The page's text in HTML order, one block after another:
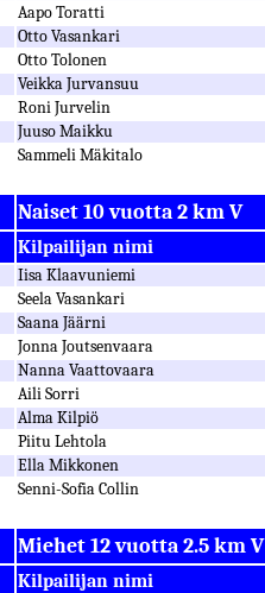
Aapo Toratti
Otto Vasankari
Otto Tolonen
Veikka Jurvansuu
Roni Jurvelin
Juuso Maikku
Sammeli Mäkitalo
Naiset 10 vuotta 2 km V
Kilpailijan nimi
Iisa Klaavuniemi
Seela Vasankari
Saana Jäärni
Jonna Joutsenvaara
Nanna Vaattovaara
Aili Sorri
Alma Kilpiö
Piitu Lehtola
Ella Mikkonen
Senni-Sofia Collin
Miehet 12 vuotta 2.5 km V
Kilpailijan nimi